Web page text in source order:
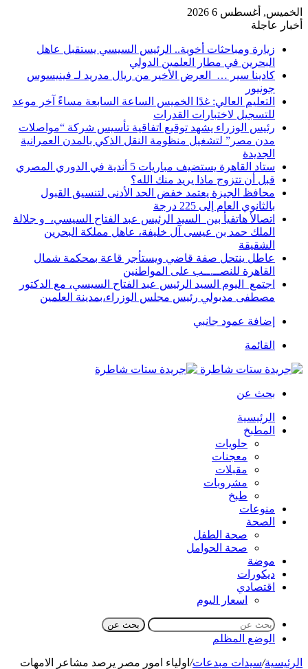
الخميس, أغسطس 6 2026
أخبار عاجلة
زيارة ومباحثات أخوية.. الرئيس السيسي يستقبل عاهل
البحرين في مطار العلمين الدولي
كادينا سير … العرض الأخير من ريال مدريد لـ فينيسوس
جونيور
التعليم العالي: غدًا الخميس الساعة السابعة مساءً آخر موعد
للتسجيل لاختبارات القدرات
رئيس الوزراء يشهد توقيع اتفاقية تأسيس شركة “مواصلات
مدن مصر” لتشغيل منظومة النقل الذكي بالمدن العمرانية
الجديدة
ستاد القاهرة يستضيف مباريات 5 أندية في الدوري المصري
قبل أن تتزوج ماذا يريد منك الله؟
محافظ الجيزة يعتمد خفض الحد الأدنى لتنسيق القبول
بالثانوي العام إلى 225 درجة
اتصالأ هاتفيأ بين السيد الرئيس عبد الفتاح السيسي، و جلالة
الملك حمد بن عيسى آل خليفة، عاهل مملكة البحرين
الشقيقة
عاطل ينتحل صفة قاضي ويستأجر قاعة بمحكمة شمال
القاهرة للنصــ.ــب على المواطنين
اجتمع اليوم السيد الرئيس عبد الفتاح السيسي، مع الدكتور
مصطفى مدبولي رئيس مجلس الوزراء،بمدينة العلمين
إضافة عمود جانبي
القائمة
بحث عن
الرئيسية
المطبخ
حلويات
معجنات
مقبلات
مشروبات
طبخ
منوعات
الصحة
صحة الطفل
صحة الحوامل
موضة
ديكورات
اقتصادي
اسعار اليوم
بحث عن
الوضع المظلم
الرئيسية/سيدات مبدعات/ اولياء امور مصر يرصد مشاعر الامهات